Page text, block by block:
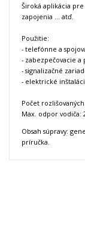
Široká aplikácia
zapojenia ... atď.
Použitie:
- telefónne a
- zabezpečovacie a
- signalizačné
- elektrické
Počet
Max. odpor vodiča:
Obsah súpravy:
príručka.